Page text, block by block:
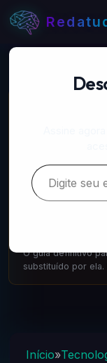
📚 LIVROS
Escrito pelo
transformar tudo.
Cointeligência
O guia definitivo
substituído por
Início»
Digite seu e-mail…